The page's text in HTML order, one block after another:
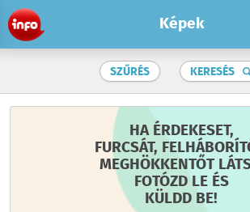
Képek
SZŰRÉS KERESÉS
HA ÉRDEKESET,
FURCSÁT,
MEGHÖKKENTŐT
FOTÓZD LE ÉS
KÜLDD BE!